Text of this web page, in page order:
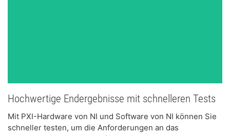
Hochwertige Endergebnisse mit schnelleren Tests
Mit PXI-Hardware von NI und Software von NI können Sie
schneller testen, um die Anforderungen an das